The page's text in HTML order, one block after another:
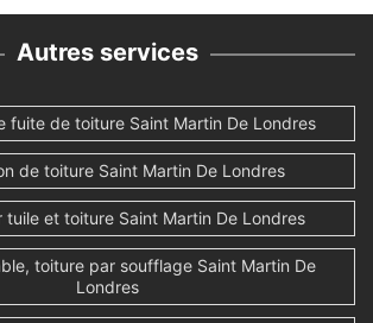
Autres services
fuite de toiture Saint Martin De Londres
de toiture Saint Martin De Londres
tuile et toiture Saint Martin De Londres
toiture par soufflage Saint Martin De
Londres